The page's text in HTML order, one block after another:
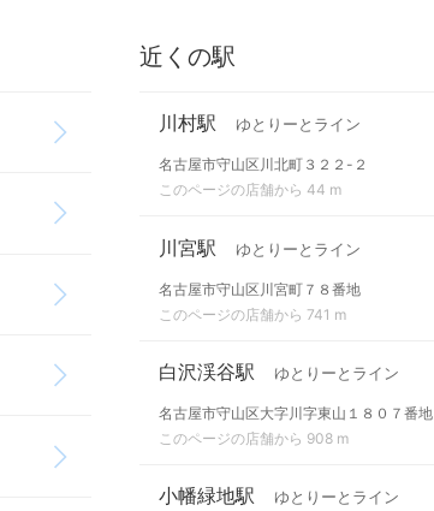
近くの駅
川村駅 ゆとりーとライン
名古屋市守山区川北町３２２-２
このページの店舗から 44 m
川宮駅 ゆとりーとライン
名古屋市守山区川宮町７８番地
このページの店舗から 741 m
白沢渓谷駅 ゆとりーとライン
名古屋市守山区大字川字東山１８０７番地
このページの店舗から 908 m
小幡緑地駅 ゆとりーとライン